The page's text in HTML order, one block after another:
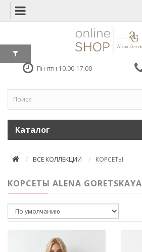
Пн-птн 10.00-17.00
Каталог
ВСЕ КОЛЛЕКЦИИ КОРСЕТЫ
КОРСЕТЫ ALENA GORETSKAYA